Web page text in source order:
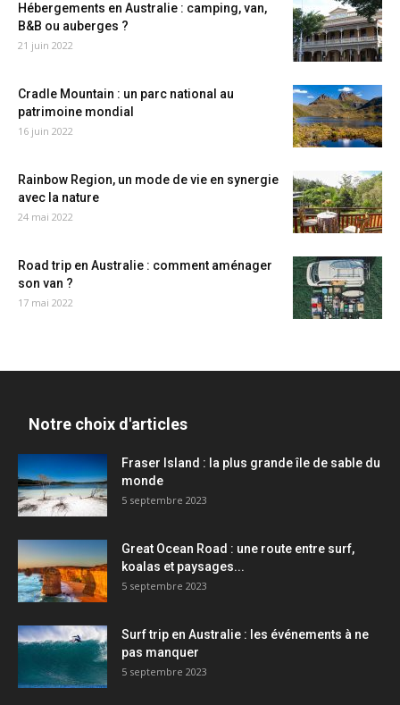
Hébergements en Australie : camping, van,
B&B ou auberges ?
21 juin 2022
Cradle Mountain : un parc national au
patrimoine mondial
16 juin 2022
Rainbow Region, un mode de vie en synergie
avec la nature
24 mai 2022
Road trip en Australie : comment aménager
son van ?
17 mai 2022
Notre choix d'articles
Fraser Island : la plus grande île de sable du
monde
5 septembre 2023
Great Ocean Road : une route entre surf,
koalas et paysages...
5 septembre 2023
Surf trip en Australie : les événements à ne
pas manquer
5 septembre 2023